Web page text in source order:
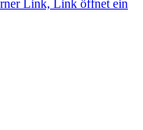
Link, Link öffnet ein